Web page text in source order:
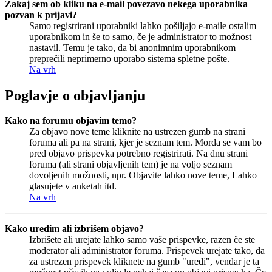
Zakaj sem ob kliku na e-mail povezavo nekega uporabnika
pozvan k prijavi?
Samo registrirani uporabniki lahko pošiljajo e-maile ostalim
uporabnikom in še to samo, če je administrator to možnost
nastavil. Temu je tako, da bi anonimnim uporabnikom
preprečili neprimerno uporabo sistema spletne pošte.
Na vrh
Poglavje o objavljanju
Kako na forumu objavim temo?
Za objavo nove teme kliknite na ustrezen gumb na strani
foruma ali pa na strani, kjer je seznam tem. Morda se vam bo
pred objavo prispevka potrebno registrirati. Na dnu strani
foruma (ali strani objavljenih tem) je na voljo seznam
dovoljenih možnosti, npr. Objavite lahko nove teme, Lahko
glasujete v anketah itd.
Na vrh
Kako uredim ali izbrišem objavo?
Izbrišete ali urejate lahko samo vaše prispevke, razen če ste
moderator ali administrator foruma. Prispevek urejate tako, da
za ustrezen prispevek kliknete na gumb "uredi", vendar je ta